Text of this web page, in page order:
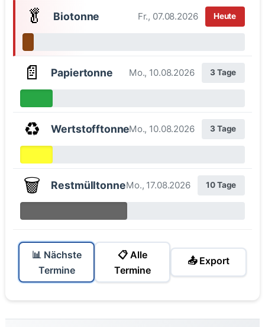
🥬 Biotonne Fr., 07.08.2026 Heute
📄 Papiertonne Mo., 10.08.2026 3 Tage
♻️ WertstofftonneMo., 10.08.2026 3 Tage
🗑️ RestmülltonneMo., 17.08.2026 10 Tage
📊 Nächste
Termine
📋 Alle
Termine
📤 Export